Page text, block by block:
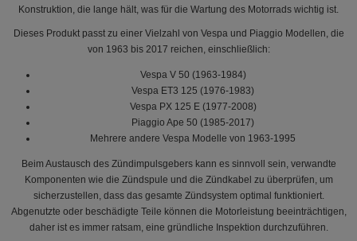
Konstruktion, die lange hält, was für die Wartung des Motorrads wichtig ist.
Dieses Produkt passt zu einer Vielzahl von Vespa und Piaggio Modellen, die
von 1963 bis 2017 reichen, einschließlich:
Vespa V 50 (1963-1984)
Vespa ET3 125 (1976-1983)
Vespa PX 125 E (1977-2008)
Piaggio Ape 50 (1985-2017)
Mehrere andere Vespa Modelle von 1963-1995
Beim Austausch des Zündimpulsgebers kann es sinnvoll sein, verwandte
Komponenten wie die Zündspule und die Zündkabel zu überprüfen, um
sicherzustellen, dass das gesamte Zündsystem optimal funktioniert.
Abgenutzte oder beschädigte Teile können die Motorleistung beeinträchtigen,
daher ist es immer ratsam, eine gründliche Inspektion durchzuführen.